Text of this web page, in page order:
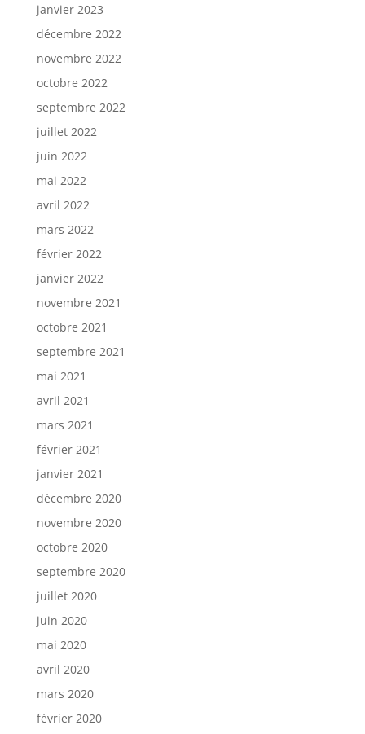
janvier 2023
décembre 2022
novembre 2022
octobre 2022
septembre 2022
juillet 2022
juin 2022
mai 2022
avril 2022
mars 2022
février 2022
janvier 2022
novembre 2021
octobre 2021
septembre 2021
mai 2021
avril 2021
mars 2021
février 2021
janvier 2021
décembre 2020
novembre 2020
octobre 2020
septembre 2020
juillet 2020
juin 2020
mai 2020
avril 2020
mars 2020
février 2020